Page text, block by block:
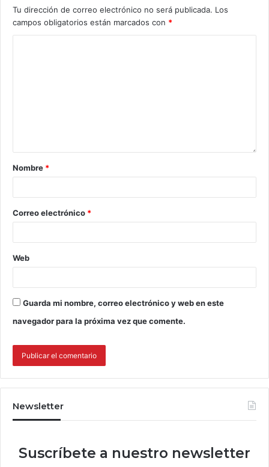
Tu dirección de correo electrónico no será publicada. Los
campos obligatorios están marcados con *
Nombre *
Correo electrónico *
Web
Guarda mi nombre, correo electrónico y web en este
navegador para la próxima vez que comente.
Newsletter
Suscríbete a nuestro newsletter